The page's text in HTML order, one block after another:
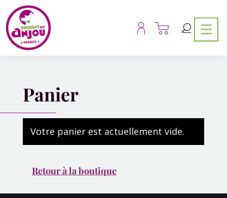
Panier
Votre panier est actuellement vide.
Retour à la boutique
Panneau de gestion des cookies